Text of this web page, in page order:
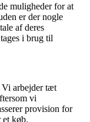
muligheder for at
er der nogle
af deres
i brug til
Vi arbejder tæt
vi
provision for
et køb.